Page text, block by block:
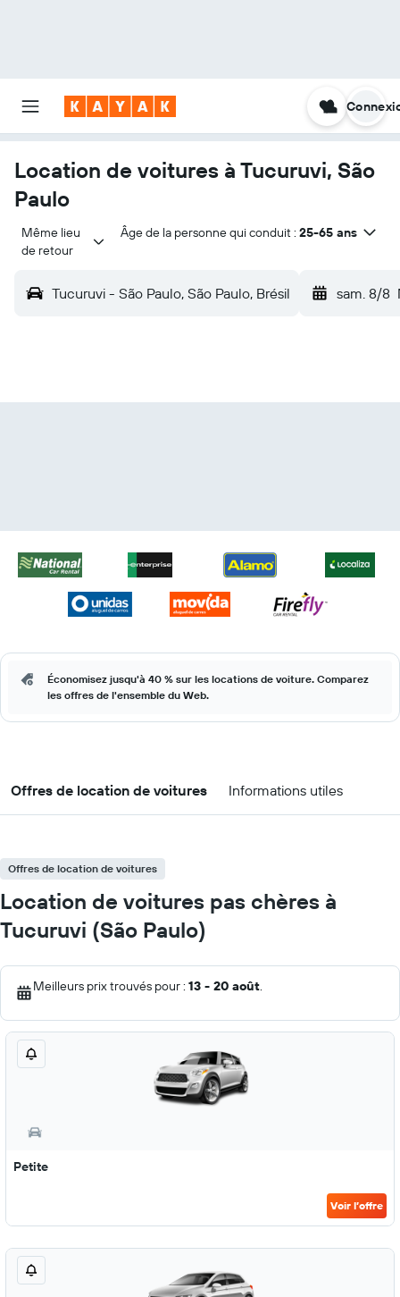
Location de voitures à Tucuruvi, São
Paulo
Même lieu
de retour
Âge de la personne qui conduit : 25-65 ans
Tucuruvi - São Paulo, São Paulo, Brésil sam. 8/8
Économisez jusqu'à 40 % sur les locations de voiture. Comparez
les offres de l'ensemble du Web.
Offres de location de voitures Informations utiles
Offres de location de voitures
Location de voitures pas chères à
Tucuruvi (São Paulo)
Meilleurs prix trouvés pour : 13 - 20 août.
Petite
Voir l’offre